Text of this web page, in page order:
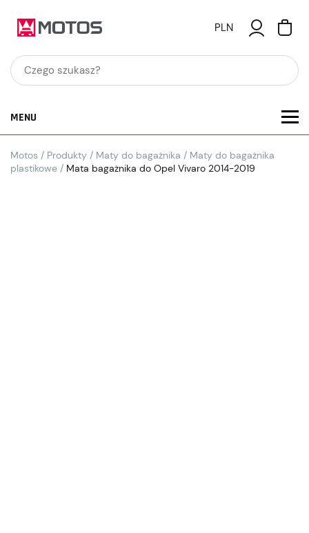
PLN
MENU
Motos / Produkty / Maty do bagażnika / Maty do bagażnika
plastikowe / Mata bagażnika do Opel Vivaro 2014-2019